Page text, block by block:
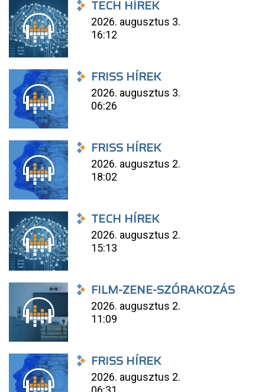
TECH HÍREK
2026. augusztus 3.
16:12
FRISS HÍREK
2026. augusztus 3.
06:26
FRISS HÍREK
2026. augusztus 2.
18:02
TECH HÍREK
2026. augusztus 2.
15:13
FILM-ZENE-SZÓRAKOZÁS
2026. augusztus 2.
11:09
FRISS HÍREK
2026. augusztus 2.